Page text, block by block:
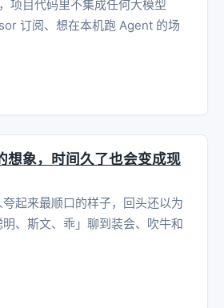
项目代码里不集成任何大模型
订阅、想在本机跑 Agent 的场
想象，时间久了也会变成现
起来最顺口的样子，回头还以为
、斯文、乖」聊到装会、吹牛和